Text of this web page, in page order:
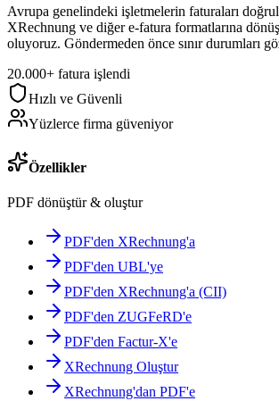
Avrupa genelindeki işletmelerin faturaları
XRechnung ve diğer e-fatura formatlarına
oluyoruz. Göndermeden önce sınır durumları
20.000+ fatura işlendi
Hızlı ve Güvenli
Yüzlerce firma güveniyor
Özellikler
PDF dönüştür & oluştur
PDF'den XRechnung'a
PDF'den UBL'ye
PDF'den XRechnung'a (CII)
PDF'den ZUGFeRD'e
PDF'den Factur-X'e
XRechnung Oluştur
XRechnung'dan PDF'e